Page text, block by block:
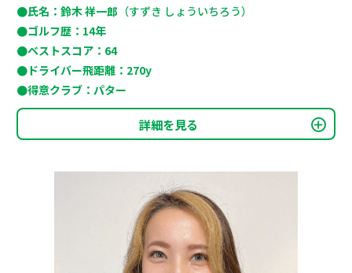
●氏名：鈴木 祥一郎 （すずき しょういちろう）
●ゴルフ歴：14年
●ベストスコア：64
●ドライバー飛距離：270y
●得意クラブ：パター
詳細を見る